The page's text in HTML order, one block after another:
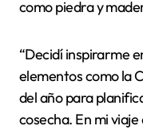
como piedra y
“Decidí inspirarme
elementos como la
del año para
cosecha. En mi